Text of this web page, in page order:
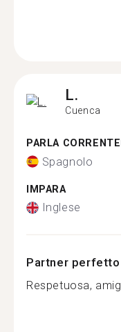
L.
Cuenca
PARLA
Spagnolo
IMPARA
Inglese
Partner
Respetuosa,